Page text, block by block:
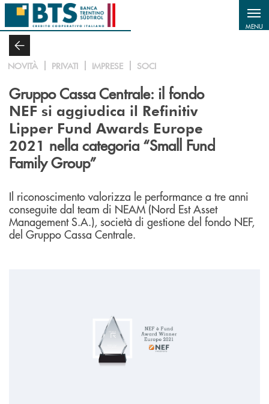
Salta al contenuto principale
MENU
NOVITÀ PRIVATI IMPRESE SOCI
Gruppo Cassa Centrale: il fondo
NEF si aggiudica il Refinitiv
Lipper Fund Awards Europe
2021 nella categoria “Small Fund
Family Group”
Il riconoscimento valorizza le performance a tre anni
conseguite dal team di NEAM (Nord Est Asset
Management S.A.), società di gestione del fondo NEF,
del Gruppo Cassa Centrale.